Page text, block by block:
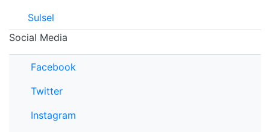
Sulsel
Social Media
Facebook
Twitter
Instagram